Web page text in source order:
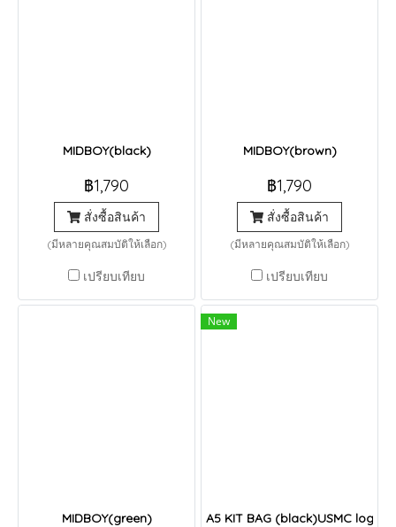
MIDBOY(black)
฿1,790
สั่งซื้อสินค้า
(มีหลายคุณสมบัติให้เลือก)
เปรียบเทียบ
MIDBOY(brown)
฿1,790
สั่งซื้อสินค้า
(มีหลายคุณสมบัติให้เลือก)
เปรียบเทียบ
MIDBOY(green)
New
A5 KIT BAG (black)USMC logo